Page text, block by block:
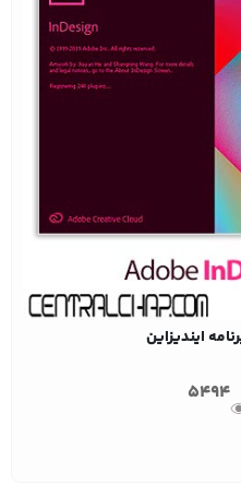
ایندیزاین
5494